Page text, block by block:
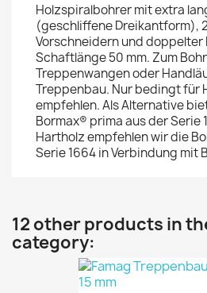
Holzspiralbohrer mit extra
(geschliffene Dreikantform),
Vorschneidern und doppelter
Schaftlänge 50 mm. Zum
Treppenwangen oder
Treppenbau. Nur bedingt für
empfehlen. Als Alternative
Bormax® prima aus der Serie
Hartholz empfehlen wir die
Serie 1664 in Verbindung mit
12 other products in
category: